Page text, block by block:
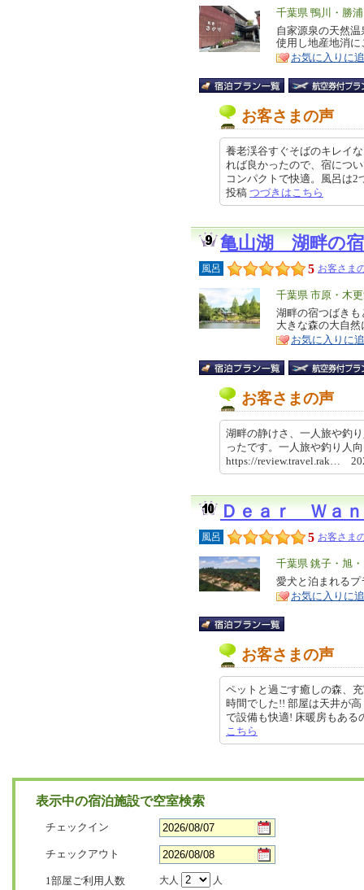
エ
リ
ア
千葉県 鴨川・勝
特
徴
自家源泉の天然
使用し地産地消
お気に入りに
お客さまの声
養老渓谷すぐそばのキレイ
れば良かったので、宿につ
コンパクトで快適。風呂は
投稿 つづきはこちら
亀山湖 湖畔の
風呂 5 お客さま
エ
リ
ア
千葉県 市原・木
特
徴
湖畔の宿つばき
大きな森の大自
お気に入りに
お客さまの声
湖畔の静けさ、一人旅や釣
ったです。一人旅や釣り人
https://review.travel.rak…
Ｄｅａｒ Ｗａ
風呂 5 お客さま
エ
リ
ア
千葉県 銚子・旭
特
徴
愛犬と泊まれる
お気に入りに
お客さまの声
ペットと過ごす癒しの森、
時間でした!! 部屋は天井が
で設備も快適! 床暖房もあ
こちら
表示中の宿泊施設で空室検索
チェックイン
チェックアウト
1部屋ご利用人数 大人
人